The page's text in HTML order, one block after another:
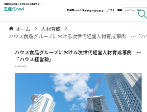
生産性向上のヒントが見つかる情報サイト
生産性naviとはカテゴリから探す セミナー情報
ホーム
人材育成
ハウス食品グループにおける次世代経営人材育成事例 ～「ハ
ハウス食品グループにおける次世代経営人材育成事例 ～
「ハウス経営塾」
2025.04.28